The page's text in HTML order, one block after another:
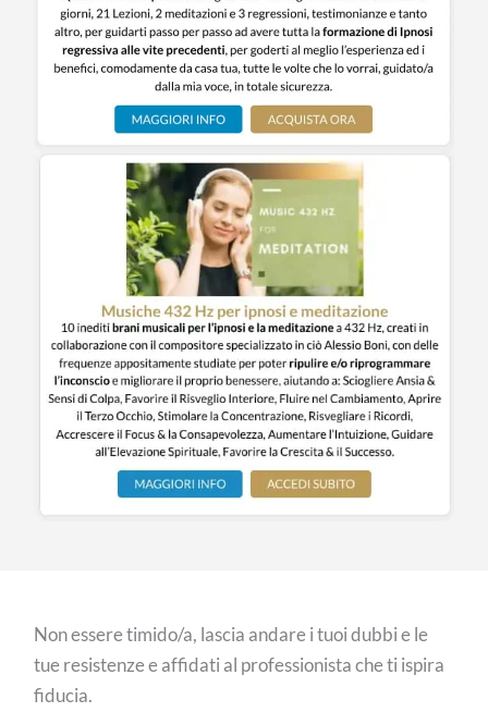
Non essere timido/a, lascia andare i tuoi dubbi e le
tue resistenze e affidati al professionista che ti ispira
fiducia.